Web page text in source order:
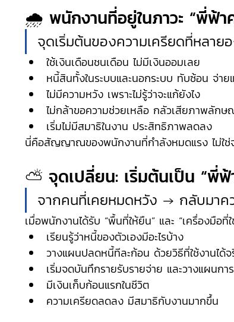
🌧 พนักงานที่อยู่ในภาวะ “พี่ฟ้า
จุดเริ่มต้นของความเครียดที่หลาย
ใช้เงินเดือนชนเดือน ไม่มีเงินออมเลย
หนี้สินทั้งในระบบและนอกระบบ ทับซ้อน จ่าย
ไม่มีความหวัง เพราะไม่รู้ว่าจะแก้ยังไง
ไม่กล้าขอความช่วยเหลือ กลัวเสียภาพลัก
เริ่มไม่มีสมาธิในงาน ประสิทธิภาพลดลง
นี่คือสัญญาณของพนักงานที่กำลังหมดแรง ไม่ใช่จ
⛅ จุดเปลี่ยน: เริ่มต้นเป็น “พี่ฟ้
จากคนที่เคยหมดหวัง → กลับมาค
เมื่อพนักงานได้รับ “พื้นที่ให้ยืน” และ “เครื่องมือที่ใ
เรียนรู้ว่าหนี้ของตัวเองมีอะไรบ้าง
วางแผนปลดหนี้ทีละก้อน ด้วยวิธีที่ใช้งานได้
เริ่มจดบันทึกรายรับรายจ่าย และวางแผนกา
มีเงินเก็บก้อนแรกในชีวิต
ความเครียดลดลง มีสมาธิกับงานมากขึ้น